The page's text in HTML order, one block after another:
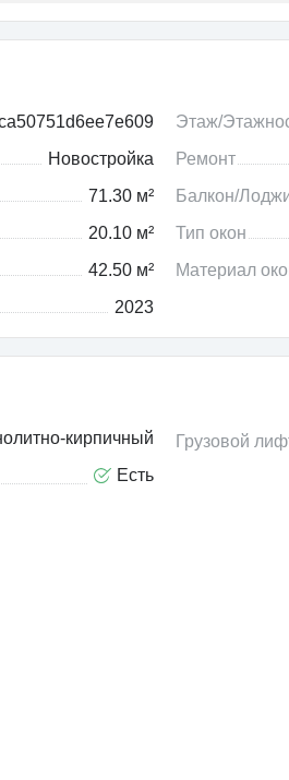
Новостройка
71.30 м²
20.10 м²
42.50 м²
2023
Этаж/
Ремонт
Балкон/
Тип окон
Материал
кирпичный
Есть
Грузовой